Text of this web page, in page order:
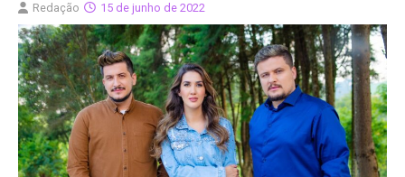
Redação 15 de junho de 2022